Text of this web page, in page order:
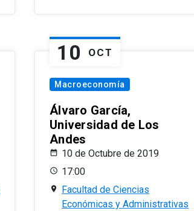
10 OCT
Macroeconomía
Álvaro García,
Universidad de Los
Andes
10 de Octubre de 2019
17:00
Facultad de Ciencias
Económicas y Administrativas